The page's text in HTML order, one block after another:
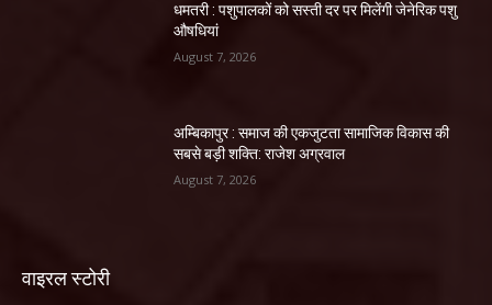
धमतरी : पशुपालकों को सस्ती दर पर मिलेंगी जेनेरिक पशु
औषधियां
August 7, 2026
अम्बिकापुर : समाज की एकजुटता सामाजिक विकास की
सबसे बड़ी शक्ति: राजेश अग्रवाल
August 7, 2026
वाइरल स्टोरी